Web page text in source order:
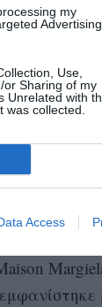
my
Advertising.
Use,
or Sharing of my
Unrelated with
was collected.
Access
FilmMagic
ξανά